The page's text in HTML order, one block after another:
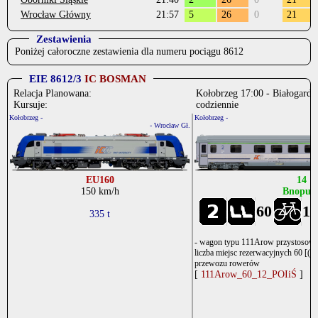
Wrocław Główny
21:57 5 26 0 21
Zestawienia
Poniżej całoroczne zestawienia dla numeru pociągu 8612
EIE 8612/3 IC BOSMAN
Relacja Planowana:
Kursuje:
Kołobrzeg 17:00 - Białogard
codziennie
Kołobrzeg -
- Wrocław Gł.
EU160
150 km/h
335 t
Kołobrzeg -
14
60 12
- wagon typu 111Arow
liczba miejsc rezerwacyjnych 60
przewozu rowerów
[ 111Arow_60_12_POIiŚ ]